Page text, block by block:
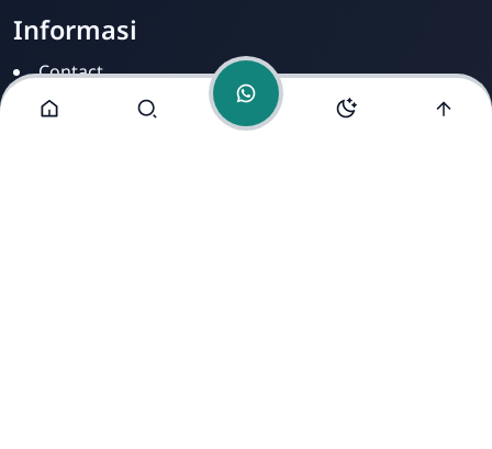
Informasi
Contact
Disclamer